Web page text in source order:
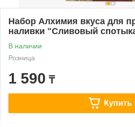
Набор Алхимия вкуса для
наливки "Сливовый
В наличии
Розница
1 590 ₸
Купить